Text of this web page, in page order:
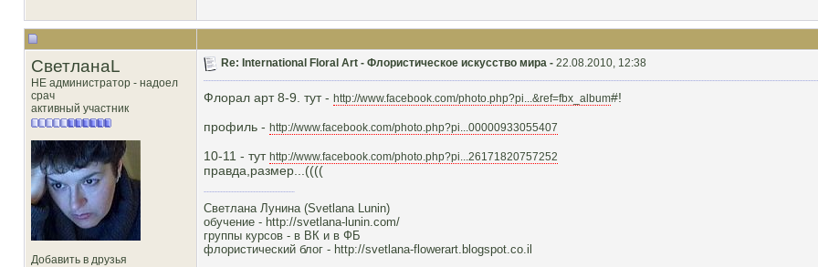
СветланаL
НЕ администратор - надоел
срач
активный участник
Добавить в друзья
Re: International Floral Art - Флористическое искусство мира - 22.08.2010, 12:38
Флорал арт 8-9. тут - http://www.facebook.com/photo.php?pi...&ref=fbx_album#!
профиль - http://www.facebook.com/photo.php?pi...00000933055407
10-11 - тут http://www.facebook.com/photo.php?pi...26171820757252
правда,размер...((((
Светлана Лунина (Svetlana Lunin)
обучение - http://svetlana-lunin.com/
группы курсов - в ВК и в ФБ
флористический блог - http://svetlana-flowerart.blogspot.co.il